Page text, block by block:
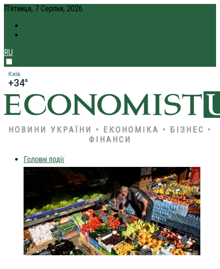
П’ятниця, 7 Серпня, 2026
RU
Київ
+34°
НОВИНИ УКРАЇНИ • ЕКОНОМІКА • БІЗНЕС •
ФІНАНСИ
Головні події